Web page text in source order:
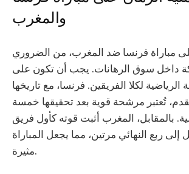
والمغرب
مباراة فرنسا ضد المغرب، من الضروري
داخل سوق الرهانات. يجب أن تكون على
الرياضية لكلا الفريقين. فرنسا، مع تاريخها
تُعتبر مرشحة قوية بعد تحقيقها خمسة
بالمقابل، المغرب أثبت قوته كأول فريق
ربع النهائي مرتين، مما يجعل المباراة
مثيرة.